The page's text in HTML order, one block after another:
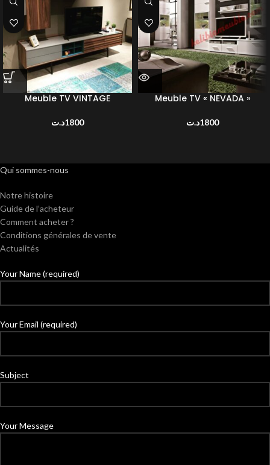
Meuble TV VINTAGE
1800د.ت
Meuble TV « NEVADA »
1800د.ت
Qui sommes-nous
Notre histoire
Guide de l’acheteur
Comment acheter ?
Conditions générales de vente
Actualités
Your Name (required)
Your Email (required)
Subject
Your Message